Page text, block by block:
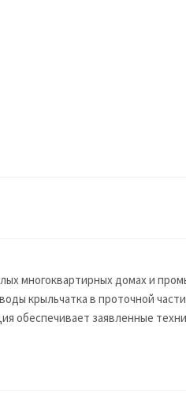
многоквартирных домах и
крыльчатка в проточной
обеспечивает заявленные